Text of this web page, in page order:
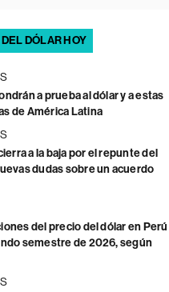
DÓLAR HOY
a prueba al dólar y a estas
de América Latina
a la baja por el repunte del
dudas sobre un acuerdo
del precio del dólar en Perú
semestre de 2026, según